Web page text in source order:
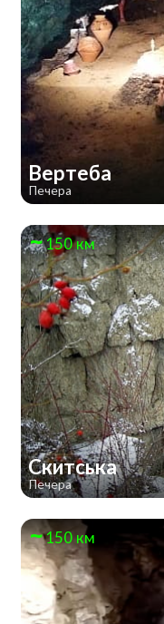
Вертеба
Печера
150 км
Скитська
Печера
150 км